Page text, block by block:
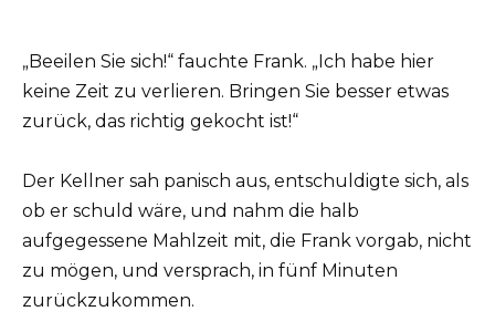
„Beeilen Sie sich!“ fauchte Frank. „Ich habe hier
keine Zeit zu verlieren. Bringen Sie besser etwas
zurück, das richtig gekocht ist!“
Der Kellner sah panisch aus, entschuldigte sich, als
ob er schuld wäre, und nahm die halb
aufgegessene Mahlzeit mit, die Frank vorgab, nicht
zu mögen, und versprach, in fünf Minuten
zurückzukommen.